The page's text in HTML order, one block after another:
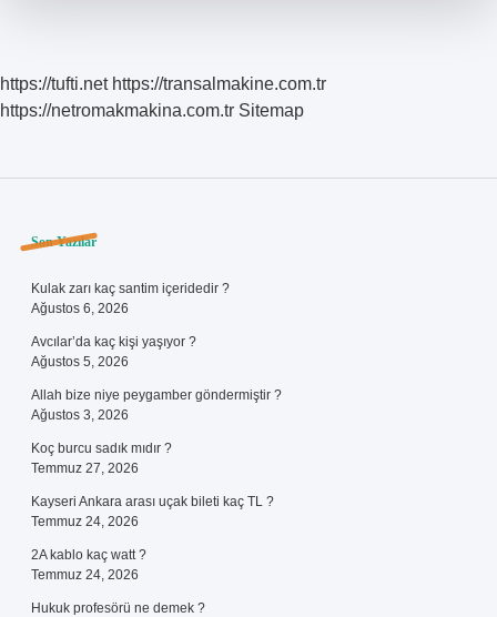
https://tufti.net https://transalmakine.com.tr
https://netromakmakina.com.tr Sitemap
Sidebar
Son Yazılar
Kulak zarı kaç santim içeridedir ?
Ağustos 6, 2026
Avcılar’da kaç kişi yaşıyor ?
Ağustos 5, 2026
Allah bize niye peygamber göndermiştir ?
Ağustos 3, 2026
Koç burcu sadık mıdır ?
Temmuz 27, 2026
Kayseri Ankara arası uçak bileti kaç TL ?
Temmuz 24, 2026
2A kablo kaç watt ?
Temmuz 24, 2026
Hukuk profesörü ne demek ?